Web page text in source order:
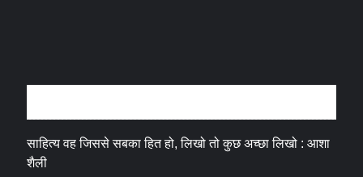
साहित्य वह जिससे सबका हित हो, लिखो तो कुछ अच्छा लिखो : आशा
शैली